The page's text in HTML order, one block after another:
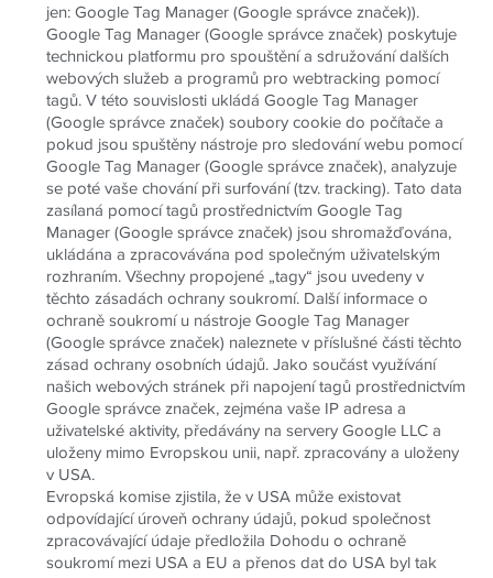
jen: Google Tag Manager (Google správce značek)).
Google Tag Manager (Google správce značek) poskytuje
technickou platformu pro spouštění a sdružování dalších
webových služeb a programů pro webtracking pomocí
tagů. V této souvislosti ukládá Google Tag Manager
(Google správce značek) soubory cookie do počítače a
pokud jsou spuštěny nástroje pro sledování webu pomocí
Google Tag Manager (Google správce značek), analyzuje
se poté vaše chování při surfování (tzv. tracking). Tato data
zasílaná pomocí tagů prostřednictvím Google Tag
Manager (Google správce značek) jsou shromažďována,
ukládána a zpracovávána pod společným uživatelským
rozhraním. Všechny propojené „tagy“ jsou uvedeny v
těchto zásadách ochrany soukromí. Další informace o
ochraně soukromí u nástroje Google Tag Manager
(Google správce značek) naleznete v příslušné části těchto
zásad ochrany osobních údajů. Jako součást využívání
našich webových stránek při napojení tagů prostřednictvím
Google správce značek, zejména vaše IP adresa a
uživatelské aktivity, předávány na servery Google LLC a
uloženy mimo Evropskou unii, např. zpracovány a uloženy
v USA.
Evropská komise zjistila, že v USA může existovat
odpovídající úroveň ochrany údajů, pokud společnost
zpracovávající údaje předložila Dohodu o ochraně
soukromí mezi USA a EU a přenos dat do USA byl tak